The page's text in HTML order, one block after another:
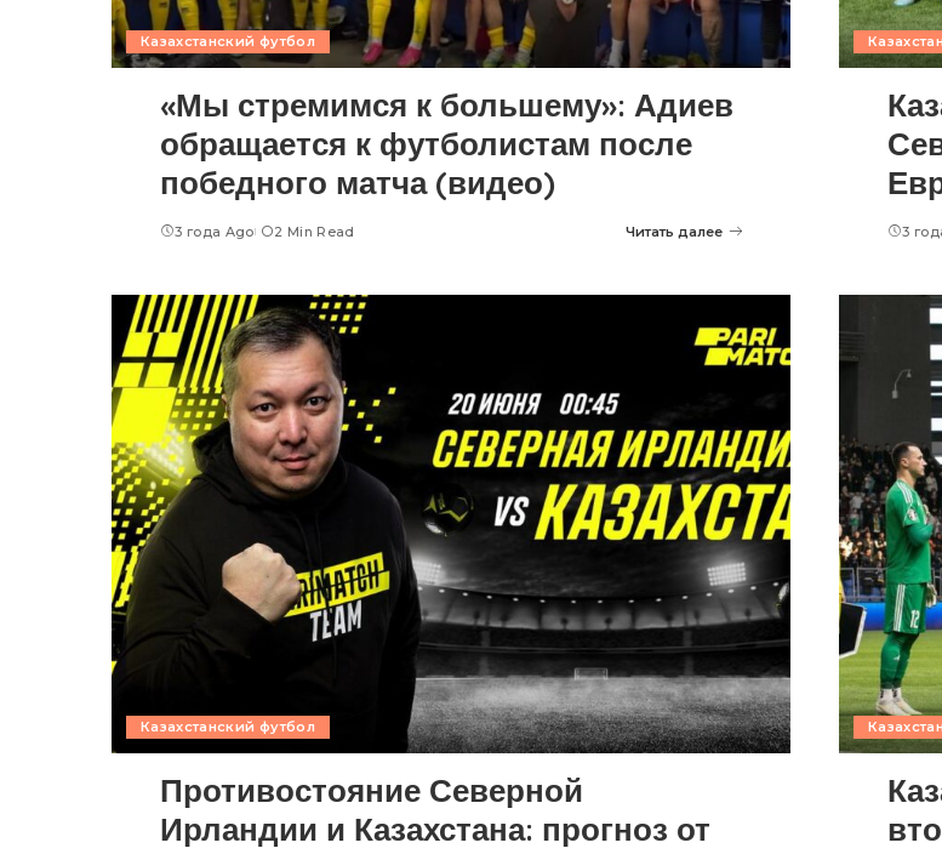
Казахстанский футбол
«Мы стремимся к большему»: Адиев
обращается к футболистам после
победного матча (видео)
3 года Ago 2 Min Read Читать далее 3
Казахстанский футбол
Противостояние Северной
Ирландии и Казахстана: прогноз от